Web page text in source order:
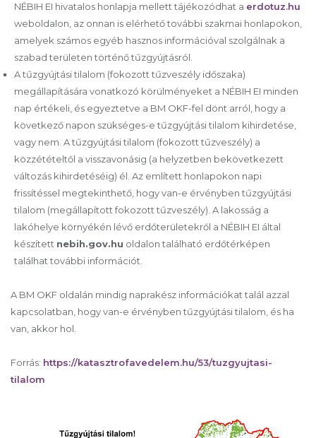
NÉBIH EI hivatalos honlapja mellett tájékozódhat a erdotuz.hu
weboldalon, az onnan is elérhető további szakmai honlapokon,
amelyek számos egyéb hasznos információval szolgálnak a
szabad területen történő tűzgyújtásról.
A tűzgyújtási tilalom (fokozott tűzveszély időszaka)
megállapítására vonatkozó körülményeket a NÉBIH EI minden
nap értékeli, és egyeztetve a BM OKF-fel dönt arról, hogy a
következő napon szükséges-e tűzgyújtási tilalom kihirdetése,
vagy nem. A tűzgyújtási tilalom (fokozott tűzveszély) a
közzétételtől a visszavonásig (a helyzetben bekövetkezett
változás kihirdetéséig) él. Az említett honlapokon napi
frissítéssel megtekinthető, hogy van-e érvényben tűzgyújtási
tilalom (megállapított fokozott tűzveszély). A lakosság a
lakóhelye környékén lévő erdőterületekről a NÉBIH EI által
készített nebih.gov.hu oldalon található erdőtérképen
találhat további információt.
A BM OKF oldalán mindig naprakész információkat talál azzal
kapcsolatban, hogy van-e érvényben tűzgyújtási tilalom, és ha
van, akkor hol.
Forrás: https://katasztrofavedelem.hu/53/tuzgyujtasi-
tilalom